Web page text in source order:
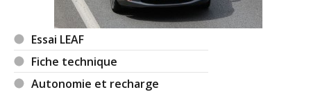
Essai LEAF
Fiche technique
Autonomie et recharge